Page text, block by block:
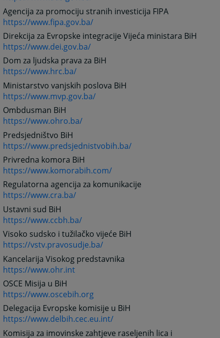
Agencija za promociju stranih investicija FIPA
https://www.fipa.gov.ba/
Direkcija za Evropske integracije Vijeća ministara BiH
https://www.dei.gov.ba/
Dom za ljudska prava za BiH
https://www.hrc.ba/
Ministarstvo vanjskih poslova BiH
https://www.mvp.gov.ba/
Ombdusman BiH
https://www.ohro.ba/
Predsjedništvo BiH
https://www.predsjednistvobih.ba/
Privredna komora BiH
https://www.komorabih.com/
Regulatorna agencija za komunikacije
https://www.cra.ba/
Ustavni sud BiH
https://www.ccbh.ba/
Visoko sudsko i tužilačko vijeće BiH
https://vstv.pravosudje.ba/
Kancelarija Visokog predstavnika
https://www.ohr.int
OSCE Misija u BiH
https://www.oscebih.org
Delegacija Evropske komisije u BiH
https://www.delbih.cec.eu.int/
Komisija za imovinske zahtjeve raseljenih lica i